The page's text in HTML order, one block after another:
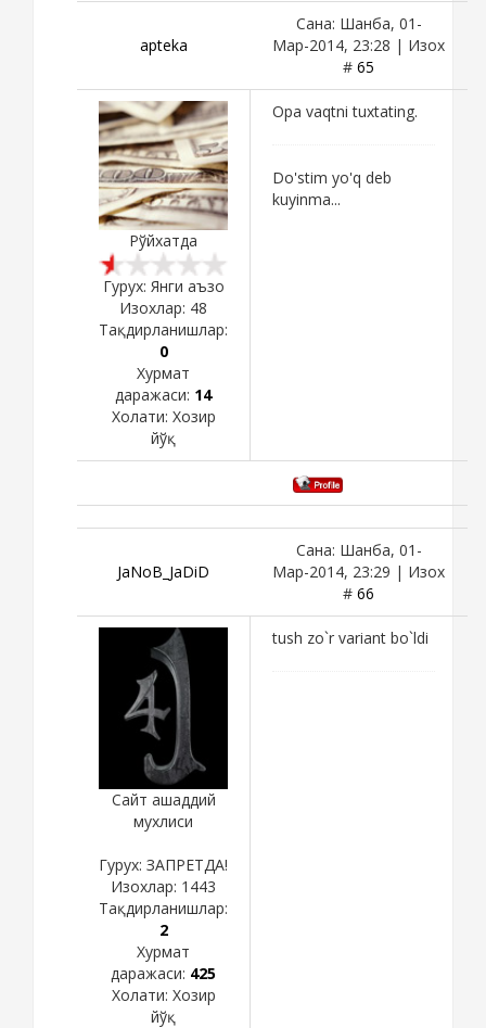
apteka
Сана: Шанба, 01-
Мар-2014, 23:28 | Изох
# 65
Рўйхатда
Гурух: Янги аъзо
Изохлар: 48
Тақдирланишлар:
0
Хурмат
даражаси: 14
Холати: Хозир
йўқ
Opa vaqtni tuxtating.
Do'stim yo'q deb
kuyinma...
JaNoB_JaDiD
Сана: Шанба, 01-
Мар-2014, 23:29 | Изох
# 66
Сайт ашаддий
мухлиси
Гурух: ЗАПРЕТДА!
Изохлар: 1443
Тақдирланишлар:
2
Хурмат
даражаси: 425
Холати: Хозир
йўқ
tush zo`r variant bo`ldi